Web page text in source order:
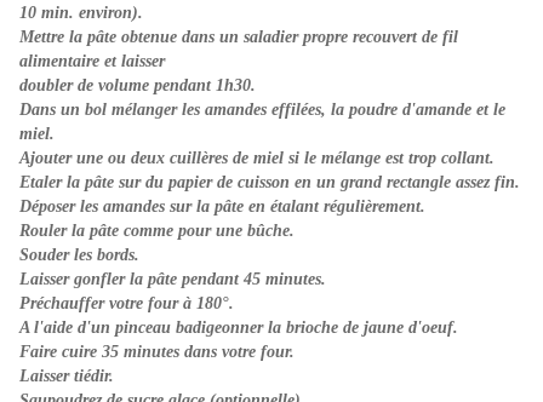
10 min. environ).
Mettre la pâte obtenue dans un saladier propre recouvert de fil
alimentaire et laisser
doubler de volume pendant 1h30.
Dans un bol mélanger les amandes effilées, la poudre d'amande et le
miel.
Ajouter une ou deux cuillères de miel si le mélange est trop collant.
Etaler la pâte sur du papier de cuisson en un grand rectangle assez fin.
Déposer les amandes sur la pâte en étalant régulièrement.
Rouler la pâte comme pour une bûche.
Souder les bords.
Laisser gonfler la pâte pendant 45 minutes.
Préchauffer votre four à 180°.
A l'aide d'un pinceau badigeonner la brioche de jaune d'oeuf.
Faire cuire 35 minutes dans votre four.
Laisser tiédir.